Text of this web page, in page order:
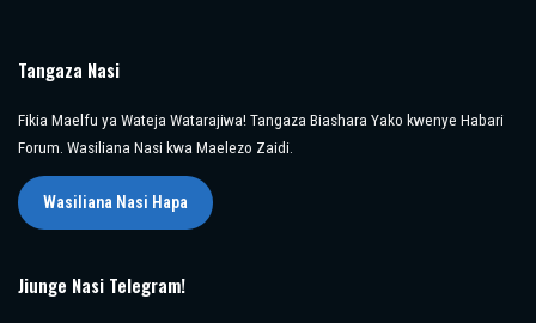
Tangaza Nasi
Fikia Maelfu ya Wateja Watarajiwa! Tangaza Biashara Yako kwenye Habari
Forum. Wasiliana Nasi kwa Maelezo Zaidi.
Wasiliana Nasi Hapa
Jiunge Nasi Telegram!